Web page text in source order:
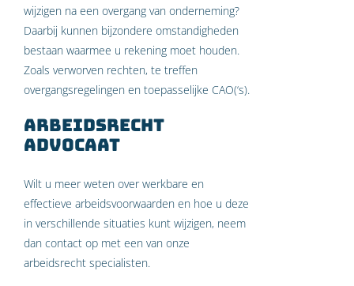
wijzigen na een overgang van onderneming?
Daarbij kunnen bijzondere omstandigheden
bestaan waarmee u rekening moet houden.
Zoals verworven rechten, te treffen
overgangsregelingen en toepasselijke CAO(‘s).
Arbeidsrecht
Advocaat
Wilt u meer weten over werkbare en
effectieve arbeidsvoorwaarden en hoe u deze
in verschillende situaties kunt wijzigen, neem
dan contact op met een van onze
arbeidsrecht specialisten.